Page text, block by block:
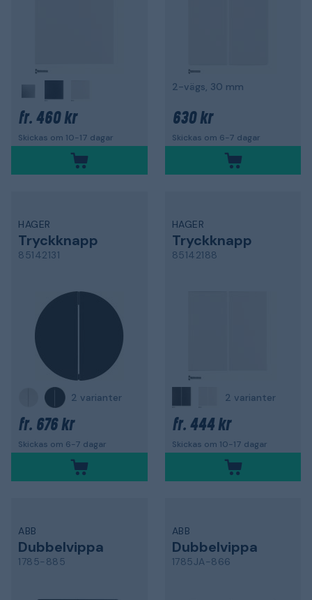
fr. 460 kr
Skickas om 10-17 dagar
2-vägs, 30 mm
630 kr
Skickas om 6-7 dagar
HAGER
Tryckknapp
85142131
2 varianter
fr. 676 kr
Skickas om 6-7 dagar
HAGER
Tryckknapp
85142188
2 varianter
fr. 444 kr
Skickas om 10-17 dagar
ABB
Dubbelvippa
1785-885
ABB
Dubbelvippa
1785JA-866